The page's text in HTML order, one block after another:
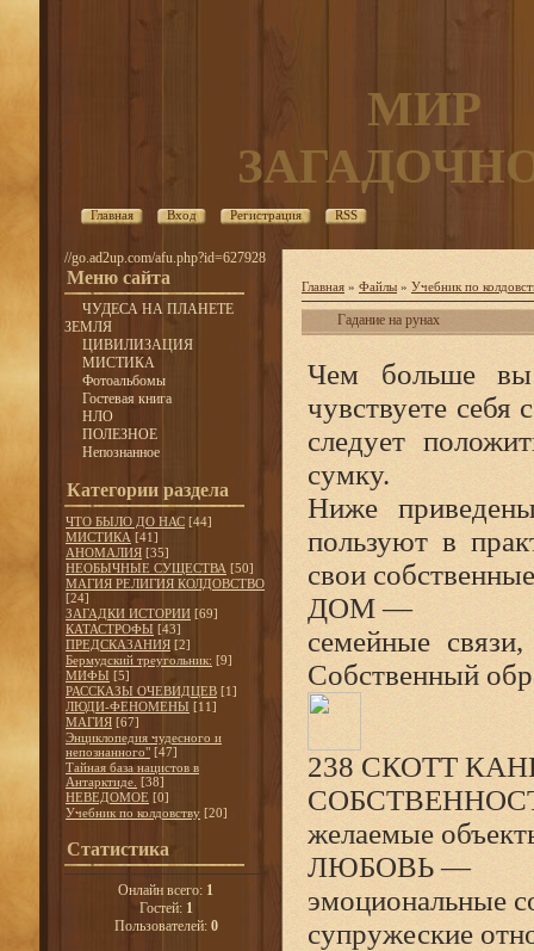
МИР
Главная Вход Регистрация RSS
//go.ad2up.com/afu.php?id=627928
Меню сайта
ЧУДЕСА НА ПЛАНЕТЕ
ЗЕМЛЯ
ЦИВИЛИЗАЦИЯ
МИСТИКА
Фотоальбомы
Гостевая книга
НЛО
ПОЛЕЗНОЕ
Непознанное
Категории раздела
ЧТО БЫЛО ДО НАС [44]
МИСТИКА [41]
АНОМАЛИЯ [35]
НЕОБЫЧНЫЕ СУЩЕСТВА [50]
МАГИЯ РЕЛИГИЯ КОЛДОВСТВО
[24]
ЗАГАДКИ ИСТОРИИ [69]
КАТАСТРОФЫ [43]
ПРЕДСКАЗАНИЯ [2]
Бермудский треугольник: [9]
МИФЫ [5]
РАССКАЗЫ ОЧЕВИДЦЕВ [1]
ЛЮДИ-ФЕНОМЕНЫ [11]
МАГИЯ [67]
Энциклопедия чудесного и
непознанного" [47]
Тайная база нацистов в
Антарктиде. [38]
НЕВЕДОМОЕ [0]
Учебник по колдовству [20]
Статистика
Онлайн всего: 1
Гостей: 1
Пользователей: 0
Главная » Файлы » Учебник по
Гадание на рунах
Чем больше вы
чувствуете
следует
сумку.
Ниже
пользуют в
свои
ДОМ —
семейные связи,
Собственный
238 СКОТТ
желаемые
ЛЮБОВЬ —
эмоциональные
супружеские